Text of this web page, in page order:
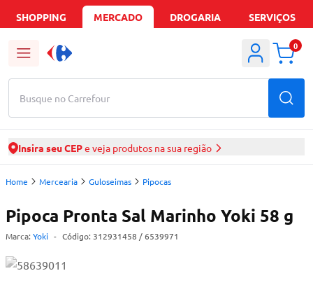
SHOPPING MERCADO DROGARIA SERVIÇOS
Busque no Carrefour
0
Insira seu CEPe veja produtos na sua região
Home Mercearia Guloseimas Pipocas
Pipoca Pronta Sal Marinho Yoki 58 g
Marca: Yoki - Código: 312931458 / 6539971